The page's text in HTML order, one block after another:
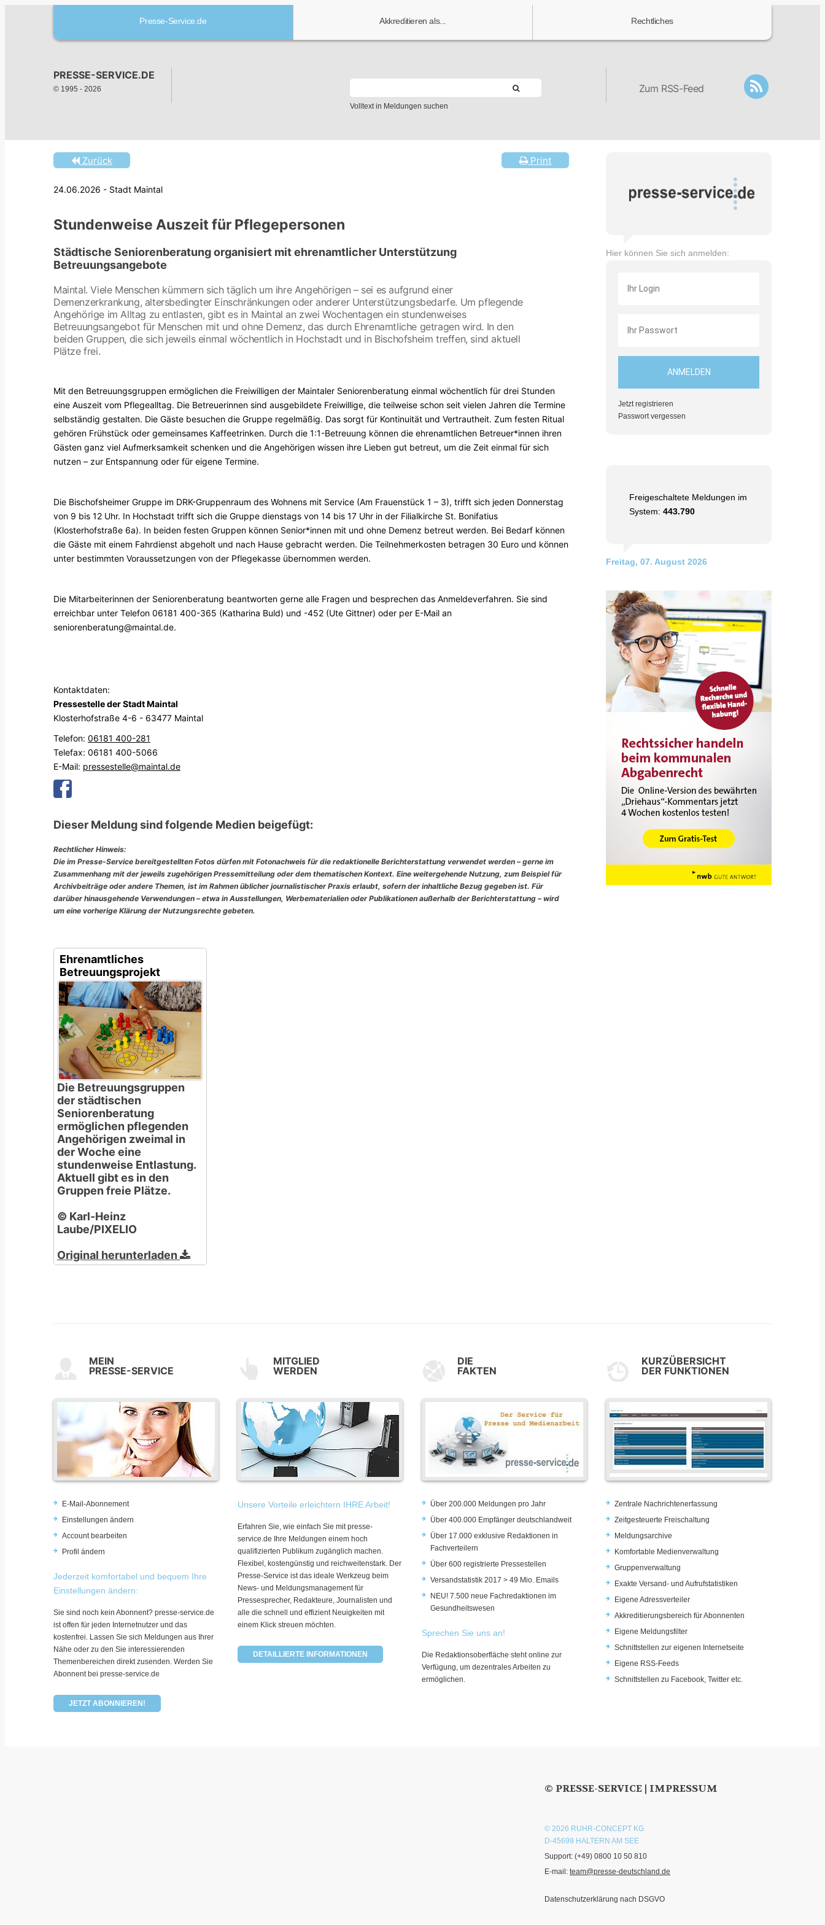
Presse-Service.de Akkreditieren als... Rechtliches
PRESSE-SERVICE.DE
© 1995 - 2026
Volltext in Meldungen suchen
Zum RSS-Feed
Print
Zurück
24.06.2026 - Stadt Maintal
Stundenweise Auszeit für Pflegepersonen
Städtische Seniorenberatung organisiert mit ehrenamtlicher Unterstützung
Betreuungsangebote
Maintal. Viele Menschen kümmern sich täglich um ihre Angehörigen – sei es aufgrund einer
Demenzerkrankung, altersbedingter Einschränkungen oder anderer Unterstützungsbedarfe. Um pflegende
Angehörige im Alltag zu entlasten, gibt es in Maintal an zwei Wochentagen ein stundenweises
Betreuungsangebot für Menschen mit und ohne Demenz, das durch Ehrenamtliche getragen wird. In den
beiden Gruppen, die sich jeweils einmal wöchentlich in Hochstadt und in Bischofsheim treffen, sind aktuell
Plätze frei.
Mit den Betreuungsgruppen ermöglichen die Freiwilligen der Maintaler Seniorenberatung einmal wöchentlich für drei Stunden
eine Auszeit vom Pflegealltag. Die Betreuerinnen sind ausgebildete Freiwillige, die teilweise schon seit vielen Jahren die Termine
selbständig gestalten. Die Gäste besuchen die Gruppe regelmäßig. Das sorgt für Kontinuität und Vertrautheit. Zum festen Ritual
gehören Frühstück oder gemeinsames Kaffeetrinken. Durch die 1:1-Betreuung können die ehrenamtlichen Betreuer*innen ihren
Gästen ganz viel Aufmerksamkeit schenken und die Angehörigen wissen ihre Lieben gut betreut, um die Zeit einmal für sich
nutzen – zur Entspannung oder für eigene Termine.
Die Bischofsheimer Gruppe im DRK-Gruppenraum des Wohnens mit Service (Am Frauenstück 1 – 3), trifft sich jeden Donnerstag
von 9 bis 12 Uhr. In Hochstadt trifft sich die Gruppe dienstags von 14 bis 17 Uhr in der Filialkirche St. Bonifatius
(Klosterhofstraße 6a). In beiden festen Gruppen können Senior*innen mit und ohne Demenz betreut werden. Bei Bedarf können
die Gäste mit einem Fahrdienst abgeholt und nach Hause gebracht werden. Die Teilnehmerkosten betragen 30 Euro und können
unter bestimmten Voraussetzungen von der Pflegekasse übernommen werden.
Die Mitarbeiterinnen der Seniorenberatung beantworten gerne alle Fragen und besprechen das Anmeldeverfahren. Sie sind
erreichbar unter Telefon 06181 400-365 (Katharina Buld) und -452 (Ute Gittner) oder per E-Mail an
seniorenberatung@maintal.de.
Kontaktdaten:
Pressestelle der Stadt Maintal
Klosterhofstraße 4-6 - 63477 Maintal
Telefon: 06181 400-281
Telefax: 06181 400-5066
E-Mail: pressestelle@maintal.de
Dieser Meldung sind folgende Medien beigefügt:
Rechtlicher Hinweis:
Die im Presse-Service bereitgestellten Fotos dürfen mit Fotonachweis für die redaktionelle Berichterstattung verwendet werden – gerne im
Zusammenhang mit der jeweils zugehörigen Pressemitteilung oder dem thematischen Kontext. Eine weitergehende Nutzung, zum Beispiel für
Archivbeiträge oder andere Themen, ist im Rahmen üblicher journalistischer Praxis erlaubt, sofern der inhaltliche Bezug gegeben ist. Für
darüber hinausgehende Verwendungen – etwa in Ausstellungen, Werbematerialien oder Publikationen außerhalb der Berichterstattung – wird
um eine vorherige Klärung der Nutzungsrechte gebeten.
Ehrenamtliches
Betreuungsprojekt
Die Betreuungsgruppen
der städtischen
Seniorenberatung
ermöglichen pflegenden
Angehörigen zweimal in
der Woche eine
stundenweise Entlastung.
Aktuell gibt es in den
Gruppen freie Plätze.
© Karl-Heinz
Laube/PIXELIO
Original herunterladen
Hier können Sie sich anmelden:
Jetzt registrieren
Passwort vergessen
Freigeschaltete Meldungen im
System: 443.790
Freitag, 07. August 2026
MEIN
PRESSE-SERVICE
E-Mail-Abonnement
Einstellungen ändern
Account bearbeiten
Profil ändern
Jederzeit komfortabel und bequem Ihre
Einstellungen ändern:
Sie sind noch kein Abonnent? presse-service.de
ist offen für jeden Internetnutzer und das
kostenfrei. Lassen Sie sich Meldungen aus Ihrer
Nähe oder zu den Sie interessierenden
Themenbereichen direkt zusenden. Werden Sie
Abonnent bei presse-service.de
JETZT ABONNIEREN!
MITGLIED
WERDEN
Unsere Vorteile erleichtern IHRE Arbeit!
Erfahren Sie, wie einfach Sie mit presse-
service.de Ihre Meldungen einem hoch
qualifizierten Publikum zugänglich machen.
Flexibel, kostengünstig und reichweitenstark. Der
Presse-Service ist das ideale Werkzeug beim
News- und Meldungsmanagement für
Pressesprecher, Redakteure, Journalisten und
alle die schnell und effizient Neuigkeiten mit
einem Klick streuen möchten.
DETAILLIERTE INFORMATIONEN
DIE
FAKTEN
Über 200.000 Meldungen pro Jahr
Über 400.000 Empfänger deutschlandweit
Über 17.000 exklusive Redaktionen in
Fachverteilern
Über 600 registrierte Pressestellen
Versandstatistik 2017 > 49 Mio. Emails
NEU! 7.500 neue Fachredaktionen im
Gesundheitswesen
Sprechen Sie uns an!
Die Redaktionsoberfläche steht online zur
Verfügung, um dezentrales Arbeiten zu
ermöglichen.
KURZÜBERSICHT
DER FUNKTIONEN
Zentrale Nachrichtenerfassung
Zeitgesteuerte Freischaltung
Meldungsarchive
Komfortable Medienverwaltung
Gruppenverwaltung
Exakte Versand- und Aufrufstatistiken
Eigene Adressverteiler
Akkreditierungsbereich für Abonnenten
Eigene Meldungsfilter
Schnittstellen zur eigenen Internetseite
Eigene RSS-Feeds
Schnittstellen zu Facebook, Twitter etc.
© PRESSE-SERVICE | IMPRESSUM
© 2026 RUHR-CONCEPT KG
D-45699 HALTERN AM SEE
Support: (+49) 0800 10 50 810
E-mail: team@presse-deutschland.de
Datenschutzerklärung nach DSGVO